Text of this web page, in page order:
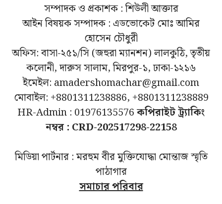
সম্পাদক ও প্রকাশক : শিউলী আক্তার
আইন বিষয়ক সম্পাদক : এডভোকেট মোঃ আমির
হোসেন চৌধুরী
অফিস: বাসা-২৫১/সি (জহুরা ম্যানশন) লালকুঠি, তৃতীয়
কলোনী, দারুস সালাম, মিরপুর-১, ঢাকা-১২১৬
ইমেইল: amadershomachar@gmail.com
মোবাইল: +8801311238886, +8801311238889
HR-Admin : 01976135576কপিরাইট ট্র্যাকিং
নম্বর : CRD-202517298-22158
মিডিয়া পার্টনার : মরহুম বীর মুক্তিযোদ্ধা মোন্তাজ স্মৃতি
পাঠাগার
সমাচার পরিবার